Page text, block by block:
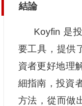
結論
Koyfin 是
要工具，提供
資者更好地理
細指南，投資
方法，從而做